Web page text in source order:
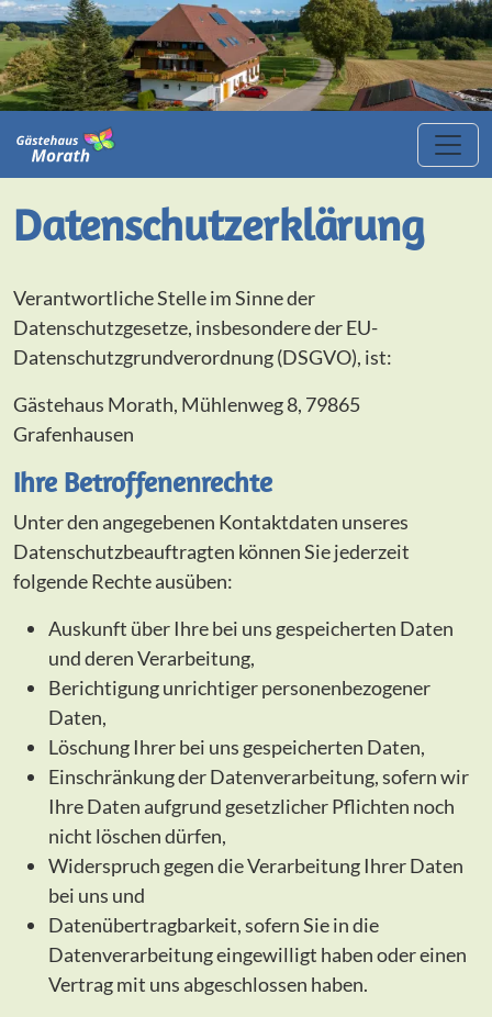
Datenschutzerklärung
Verantwortliche Stelle im Sinne der
Datenschutzgesetze, insbesondere der EU-
Datenschutzgrundverordnung (DSGVO), ist:
Gästehaus Morath, Mühlenweg 8, 79865
Grafenhausen
Ihre Betroffenenrechte
Unter den angegebenen Kontaktdaten unseres
Datenschutzbeauftragten können Sie jederzeit
folgende Rechte ausüben:
Auskunft über Ihre bei uns gespeicherten Daten
und deren Verarbeitung,
Berichtigung unrichtiger personenbezogener
Daten,
Löschung Ihrer bei uns gespeicherten Daten,
Einschränkung der Datenverarbeitung, sofern wir
Ihre Daten aufgrund gesetzlicher Pflichten noch
nicht löschen dürfen,
Widerspruch gegen die Verarbeitung Ihrer Daten
bei uns und
Datenübertragbarkeit, sofern Sie in die
Datenverarbeitung eingewilligt haben oder einen
Vertrag mit uns abgeschlossen haben.